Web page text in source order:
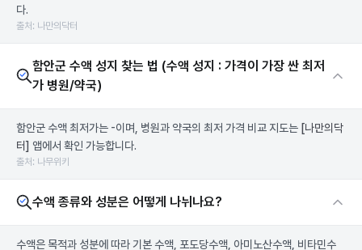
다.
출처: 나만의닥터
함안군 수액 성지 찾는 법 (수액 성지 : 가격이 가장 싼 최저
가 병원/약국)
함안군 수액 최저가는 -이며, 병원과 약국의 최저 가격 비교 지도는 [나만의닥
터] 앱에서 확인 가능합니다.
출처: 나무위키
수액 종류와 성분은 어떻게 나뉘나요?
수액은 목적과 성분에 따라 기본 수액, 포도당수액, 아미노산수액, 비타민수